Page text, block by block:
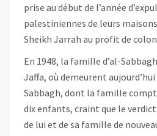
prise au début de l’année
palestiniennes de leurs
Sheikh Jarrah au profit de
En 1948, la famille d’al-
Jaffa, où demeurent
Sabbagh, dont la famille
dix enfants, craint que le
de lui et de sa famille de